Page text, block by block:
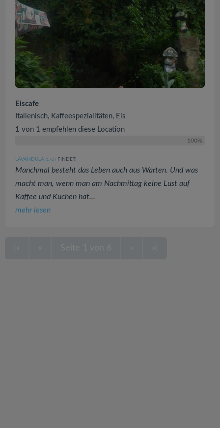
Eiscafe
Italienisch, Kaffeespezialitäten, Eis
1 von 1 empfehlen diese Location
100%
LAVANDULA (172 ) FINDET:
Manchmal besteht das Leben auch aus Warten. Und was
macht man, wenn man am Nachmittag keine Lust auf
Kaffee und Kuchen hat...
mehr lesen